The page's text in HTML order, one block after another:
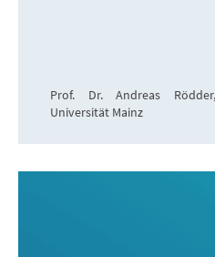
Prof. Dr. Andreas
Universität Mainz